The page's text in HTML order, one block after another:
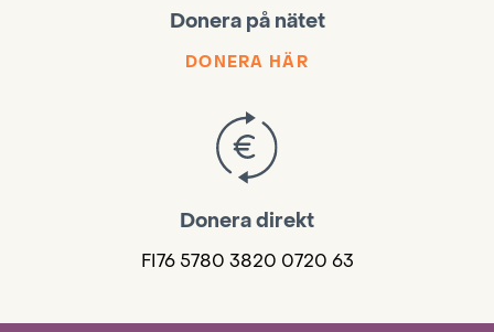
Donera på nätet
DONERA HÄR
Donera direkt
FI76 5780 3820 0720 63